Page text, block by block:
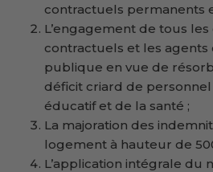
contractuels permanents
L’engagement de tous
contractuels et les agents
publique en vue de
déficit criard de
éducatif et de la santé ;
La majoration des
logement à hauteur de
L’application intégrale du